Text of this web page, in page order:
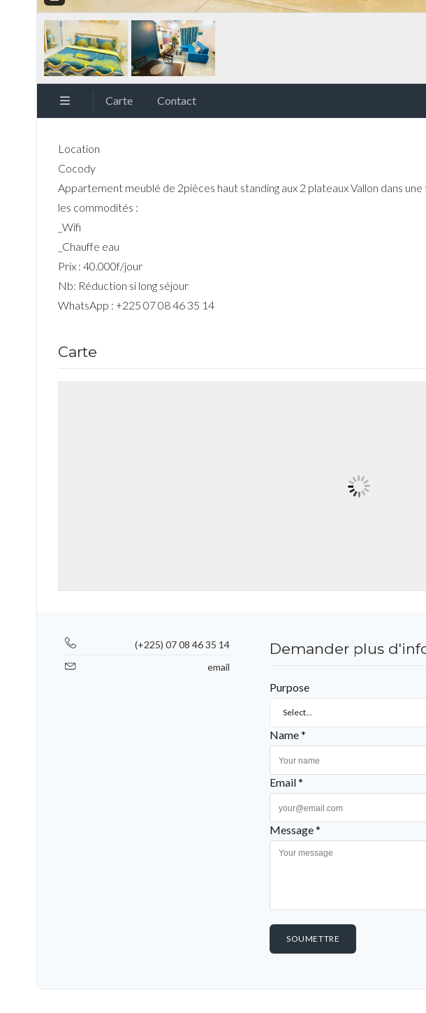
Carte Contact
Location
Cocody
Appartement meublé de 2pièces haut standing aux 2 plateaux Vallon dans
les commodités :
_Wifi
_Chauffe eau
Prix : 40.000f/jour
Nb: Réduction si long séjour
WhatsApp : +225 07 08 46 35 14
Carte
(+225) 07 08 46 35 14
email
Demander plus
Purpose
Select...
Name *
Email *
Message *
SOUMETTRE